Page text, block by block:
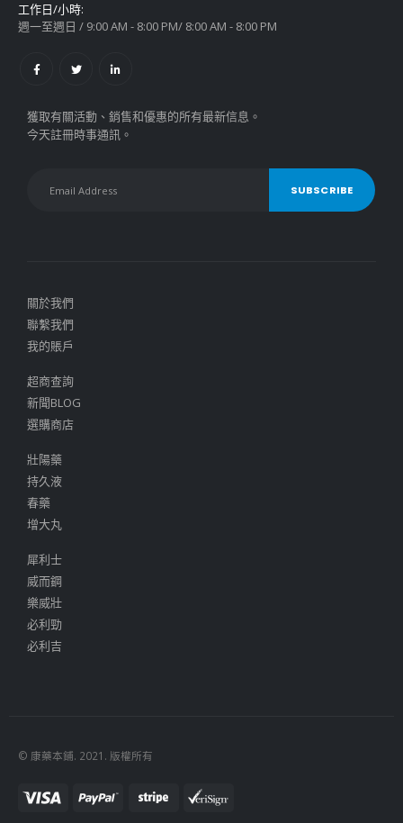
工作日/小時:
週一至週日 / 9:00 AM - 8:00 PM/ 8:00 AM - 8:00 PM
獲取有關活動、銷售和優惠的所有最新信息。
今天註冊時事通訊。
關於我們
聯繫我們
我的賬戶
超商查詢
新聞BLOG
選購商店
壯陽藥
持久液
春藥
增大丸
犀利士
威而鋼
樂威壯
必利勁
必利吉
© 康藥本鋪. 2021. 版權所有